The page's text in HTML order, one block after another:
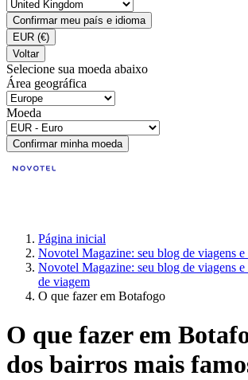
Confirmar meu país e idioma
EUR (€)
Voltar
Selecione sua moeda abaixo
Área geográfica
Moeda
Confirmar minha moeda
Página inicial
Novotel Magazine: seu blog de viagens e
Novotel Magazine: seu blog de viagens
de viagem
O que fazer em Botafogo
O que fazer em
dos bairros mais